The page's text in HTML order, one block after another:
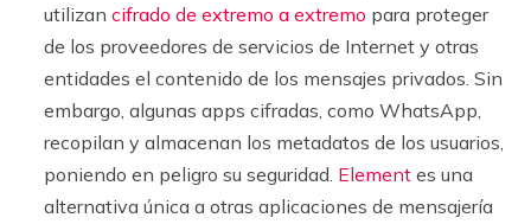
utilizan cifrado de extremo a extremo para proteger
de los proveedores de servicios de Internet y otras
entidades el contenido de los mensajes privados. Sin
embargo, algunas apps cifradas, como WhatsApp,
recopilan y almacenan los metadatos de los usuarios,
poniendo en peligro su seguridad. Element es una
alternativa única a otras aplicaciones de mensajería